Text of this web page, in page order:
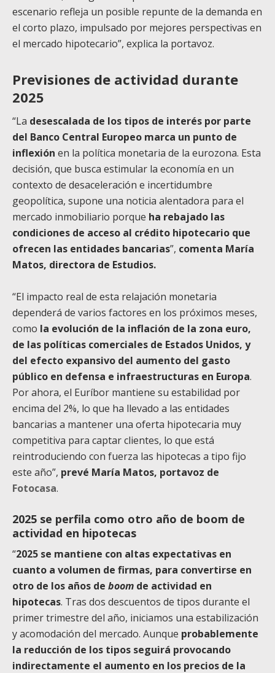
escenario refleja un posible repunte de la demanda en
el corto plazo, impulsado por mejores perspectivas en
el mercado hipotecario”, explica la portavoz.
Previsiones de actividad durante
2025
“La desescalada de los tipos de interés por parte
del Banco Central Europeo marca un punto de
inflexión en la política monetaria de la eurozona. Esta
decisión, que busca estimular la economía en un
contexto de desaceleración e incertidumbre
geopolítica, supone una noticia alentadora para el
mercado inmobiliario porque ha rebajado las
condiciones de acceso al crédito hipotecario que
ofrecen las entidades bancarias”, comenta María
Matos, directora de Estudios.
“El impacto real de esta relajación monetaria
dependerá de varios factores en los próximos meses,
como la evolución de la inflación de la zona euro,
de las políticas comerciales de Estados Unidos, y
del efecto expansivo del aumento del gasto
público en defensa e infraestructuras en Europa.
Por ahora, el Euríbor mantiene su estabilidad por
encima del 2%, lo que ha llevado a las entidades
bancarias a mantener una oferta hipotecaria muy
competitiva para captar clientes, lo que está
reintroduciendo con fuerza las hipotecas a tipo fijo
este año”, prevé María Matos, portavoz de
Fotocasa.
2025 se perfila como otro año de boom de
actividad en hipotecas
“2025 se mantiene con altas expectativas en
cuanto a volumen de firmas, para convertirse en
otro de los años de boom de actividad en
hipotecas. Tras dos descuentos de tipos durante el
primer trimestre del año, iniciamos una estabilización
y acomodación del mercado. Aunque probablemente
la reducción de los tipos seguirá provocando
indirectamente el aumento en los precios de la